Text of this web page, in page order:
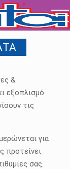
&
εξοπλισμό
τις
για
προτείνει
σας.